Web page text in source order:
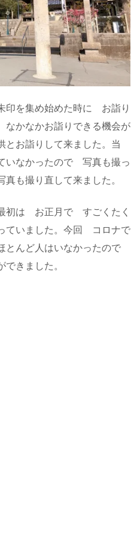
印を集め始めた時に お詣り
かなかお詣りできる機会が
お詣りして来ました。当
いなかったので 写真も撮っ
も撮り直して来ました。
初は お正月で すごくたく
ていました。今回 コロナで
とんど人はいなかったので
きました。